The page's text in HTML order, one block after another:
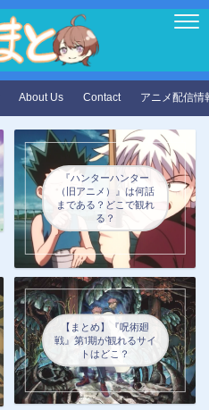
About Us Contact アニメ配信情
『ハンターハンター
（旧アニメ）』は何話
まである？どこで観れ
る？
【まとめ】『呪術廻
戦』第1期が観れるサイ
トはどこ？